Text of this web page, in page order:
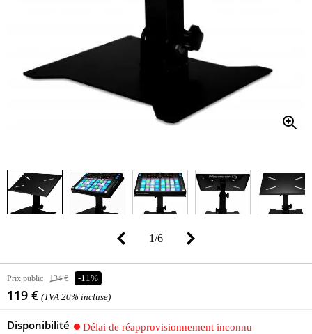
1/6
Prix public 134 € -11%
119 € (TVA 20% incluse)
Disponibilité Délai de réapprovisionnement inconnu